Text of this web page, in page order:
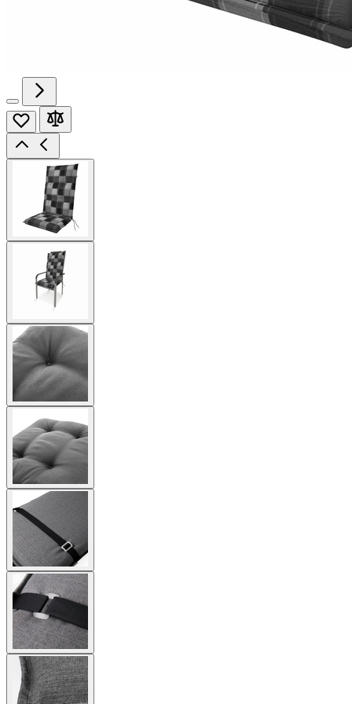
image
View
larger
image
larger
image
larger
image
View
larger
image
View
larger
image